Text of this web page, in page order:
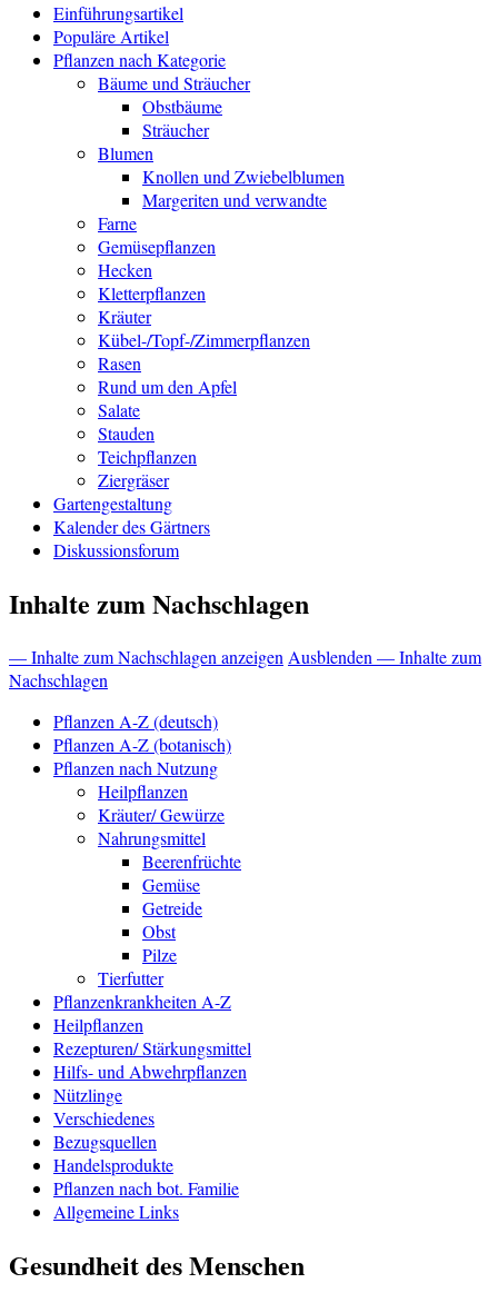
Einführungsartikel
Populäre Artikel
Pflanzen nach Kategorie
Bäume und Sträucher
Obstbäume
Sträucher
Blumen
Knollen und Zwiebelblumen
Margeriten und verwandte
Farne
Gemüsepflanzen
Hecken
Kletterpflanzen
Kräuter
Kübel-/Topf-/Zimmerpflanzen
Rasen
Rund um den Apfel
Salate
Stauden
Teichpflanzen
Ziergräser
Gartengestaltung
Kalender des Gärtners
Diskussionsforum
Inhalte zum Nachschlagen
— Inhalte zum Nachschlagen anzeigenAusblenden — Inhalte zum
Nachschlagen
Pflanzen A-Z (deutsch)
Pflanzen A-Z (botanisch)
Pflanzen nach Nutzung
Heilpflanzen
Kräuter/ Gewürze
Nahrungsmittel
Beerenfrüchte
Gemüse
Getreide
Obst
Pilze
Tierfutter
Pflanzenkrankheiten A-Z
Heilpflanzen
Rezepturen/ Stärkungsmittel
Hilfs- und Abwehrpflanzen
Nützlinge
Verschiedenes
Bezugsquellen
Handelsprodukte
Pflanzen nach bot. Familie
Allgemeine Links
Gesundheit des Menschen